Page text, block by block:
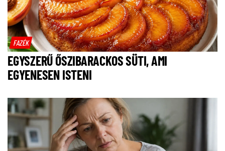
FAZÉK
EGYSZERŰ ŐSZIBARACKOS SÜTI, AMI
EGYENESEN ISTENI